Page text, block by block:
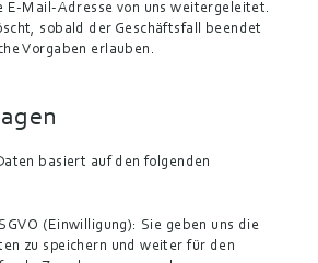
E-Mail-Adresse von uns weitergeleitet.
sobald der Geschäftsfall beendet
Vorgaben erlauben.
basiert auf den folgenden
(Einwilligung): Sie geben uns die
zu speichern und weiter für den